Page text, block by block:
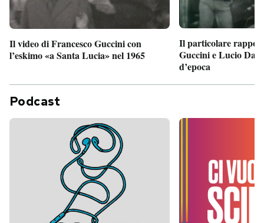
Il video di Francesco Guccini con
l’eskimo «a Santa Lucia» nel 1965
Il particolare
Guccini e Lucio
d’epoca
Podcast